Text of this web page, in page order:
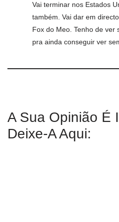
Vai terminar nos Estados
também. Vai dar em
Fox do Meo. Tenho de ver
pra ainda conseguir ver
A Sua Opinião É
Deixe-A Aqui: